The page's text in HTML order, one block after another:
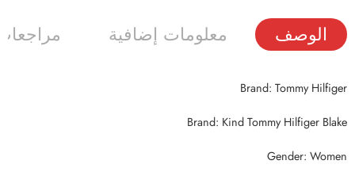
الوصف معلومات إضافية مراجعات
Brand: Tommy Hilfiger
Brand: Kind Tommy Hilfiger Blake
Gender: Women